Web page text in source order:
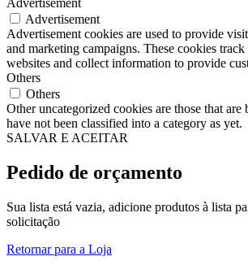
Advertisement
Advertisement cookies are used to provide
and marketing campaigns. These cookies track
websites and collect information to provide
Others
Others
Other uncategorized cookies are those that are
have not been classified into a category as yet.
SALVAR E ACEITAR
Pedido de orçamento
Sua lista está vazia, adicione produtos à lista
solicitação
Retornar para a Loja